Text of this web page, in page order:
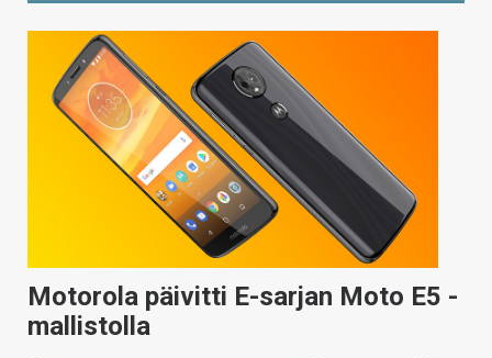
Motorola päivitti E-sarjan Moto E5 -
mallistolla